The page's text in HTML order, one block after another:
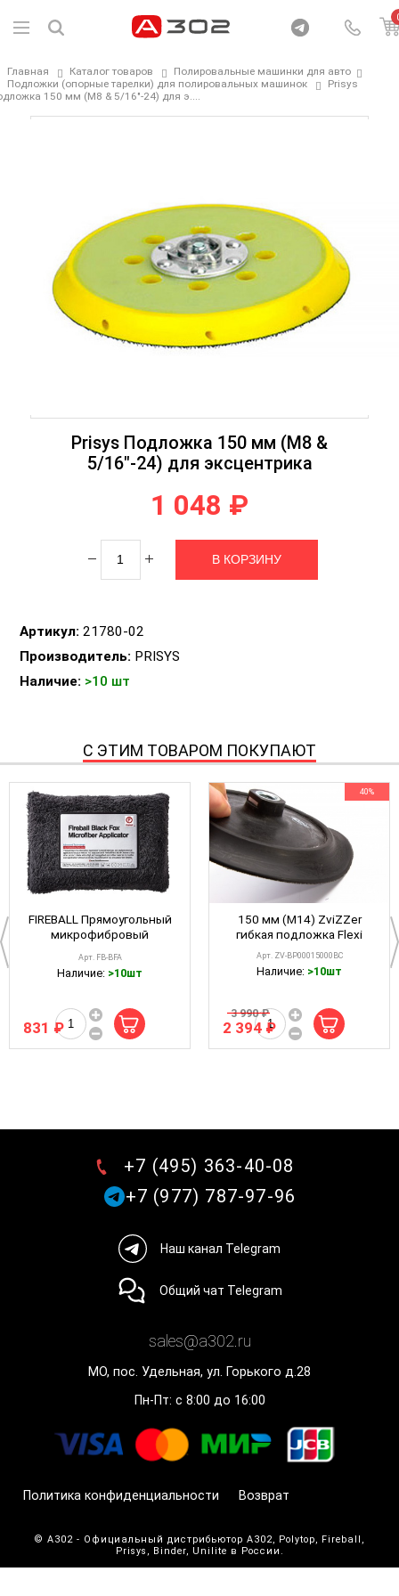
Главная Каталог товаров
Полировальные машинки для авто
Подложки (опорные тарелки) для полировальных машинок
Prisys
150 мм (M8 & 5/16"-24) для э....
Prisys Подложка 150 мм (M8 &
5/16"-24) для эксцентрика
1 048 ₽
Артикул:21780-02
Производитель: PRISYS
Наличие: >10 шт
С ЭТИМ ТОВАРОМ ПОКУПАЮТ
FIREBALL Прямоугольный
микрофибровый
см
Арт. FB-BFA
Наличие: >10шт
831 ₽
40%
150 мм (M14) ZviZZer
гибкая подложка Flexi
Арт. ZV-BP00015000BC
Наличие: >10шт
3 990 ₽
2 394 ₽
МО, пос. Удельная, ул. Горького д.28
Пн-Пт: с 8:00 до 16:00
Политика конфиденциальности Возврат
© A302 - Официальный дистрибьютор A302, Polytop, Fireball,
Prisys, Binder, Unilite в России.
+7 (495) 363-40-08
+7 (977) 787-97-96
Наш канал Telegram
Общий чат Telegram
sales@a302.ru